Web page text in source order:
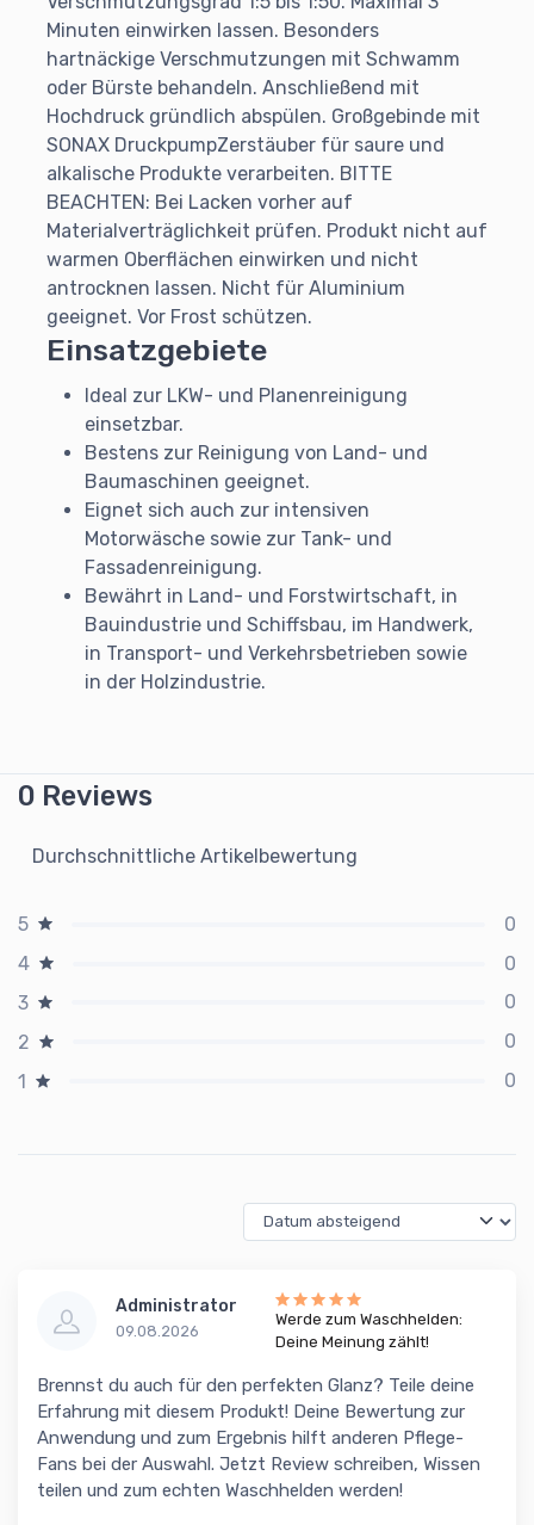
Minuten einwirken lassen. Besonders
hartnäckige Verschmutzungen mit Schwamm
oder Bürste behandeln. Anschließend mit
Hochdruck gründlich abspülen. Großgebinde mit
SONAX DruckpumpZerstäuber für saure und
alkalische Produkte verarbeiten. BITTE
BEACHTEN: Bei Lacken vorher auf
Materialverträglichkeit prüfen. Produkt nicht auf
warmen Oberflächen einwirken und nicht
antrocknen lassen. Nicht für Aluminium
geeignet. Vor Frost schützen.
Einsatzgebiete
Ideal zur LKW- und Planenreinigung
einsetzbar.
Bestens zur Reinigung von Land- und
Baumaschinen geeignet.
Eignet sich auch zur intensiven
Motorwäsche sowie zur Tank- und
Fassadenreinigung.
Bewährt in Land- und Forstwirtschaft, in
Bauindustrie und Schiffsbau, im Handwerk,
in Transport- und Verkehrsbetrieben sowie
in der Holzindustrie.
0 Reviews
Durchschnittliche Artikelbewertung
5
0
4
0
3
0
2
0
1
0
Administrator
09.08.2026
Werde zum Waschhelden:
Deine Meinung zählt!
Brennst du auch für den perfekten Glanz? Teile deine
Erfahrung mit diesem Produkt! Deine Bewertung zur
Anwendung und zum Ergebnis hilft anderen Pflege-
Fans bei der Auswahl. Jetzt Review schreiben, Wissen
teilen und zum echten Waschhelden werden!